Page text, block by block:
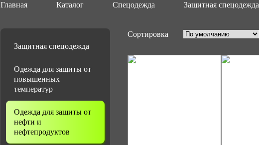
Главная Каталог Спецодежда Защитная спецодежда
Защитная спецодежда
Одежда для защиты от
повышенных
температур
Одежда для защиты от
нефти и
нефтепродуктов
Сортировка